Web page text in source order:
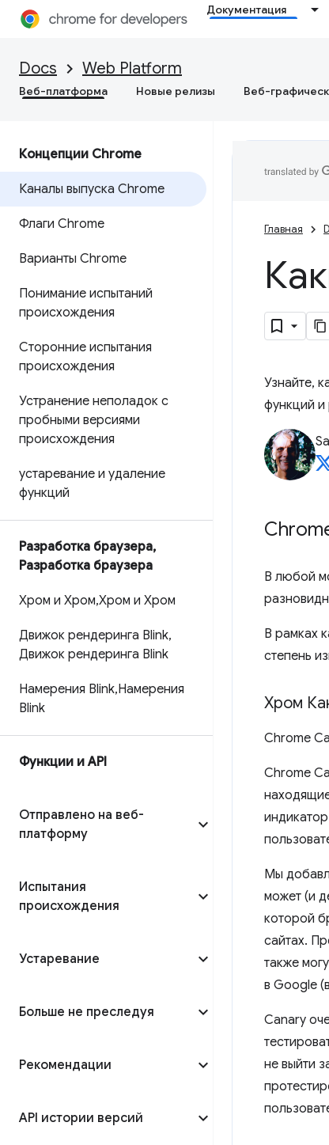
Документация
Docs Web Platform
Веб-платформа Новые релизы Веб-
Концепции Chrome
Каналы выпуска Chrome
Флаги Chrome
Варианты Chrome
Понимание испытаний
происхождения
Сторонние испытания
происхождения
Устранение неполадок с
пробными версиями
происхождения
устаревание и удаление
функций
Разработка браузера,
Разработка браузера
Хром и Хром,Хром и Хром
Движок рендеринга Blink,
Движок рендеринга Blink
Намерения Blink,Намерения
Blink
Функции и API
Отправлено на веб-
платформу
Испытания
происхождения
Устаревание
Больше не преследуя
Рекомендации
API истории версий
Главная
Узнайте,
функций и
В любой
В рамках
степень
Хром
Chrome
Chrome
Мы
может (и
которой
сайтах.
также
в Google
Canary
не выйти